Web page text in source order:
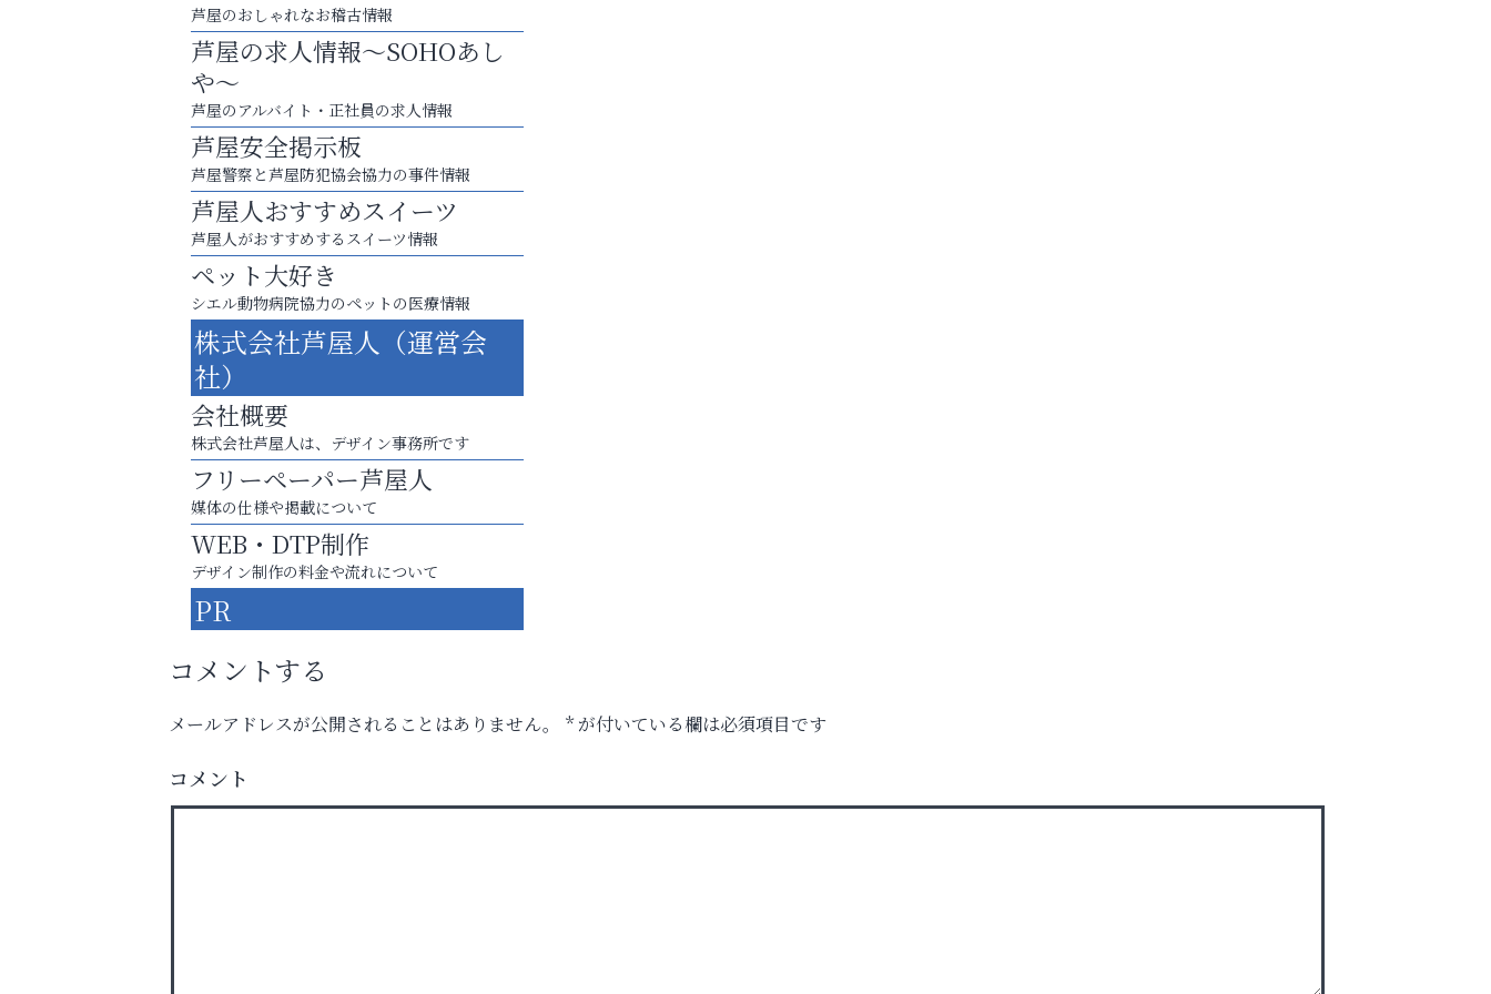
洋服お売りください！ 買取サービスは
出張・宅配・持ち込みすべて無料！
いわみ眼科
に知っておきたい子どもの近視対策～
阪神相続相談協会
芦屋のおしゃれなお稽古情報
芦屋の求人情報～SOHOあし
や～
芦屋のアルバイト・正社員の求人情報
芦屋安全掲示板
芦屋警察と芦屋防犯協会協力の事件情報
芦屋人おすすめスイーツ
芦屋人がおすすめするスイーツ情報
ペット大好き
シエル動物病院協力のペットの医療情報
株式会社芦屋人（運営会
社）
会社概要
株式会社芦屋人は、デザイン事務所です
フリーペーパー芦屋人
媒体の仕様や掲載について
WEB・DTP制作
デザイン制作の料金や流れについて
PR
コメントする
メールアドレスが公開されることはありません。 *が付いている欄は必須項目です
コメント